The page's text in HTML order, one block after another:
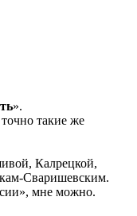
».
такие же
Калрецкой,
Сваришевским.
мне можно.